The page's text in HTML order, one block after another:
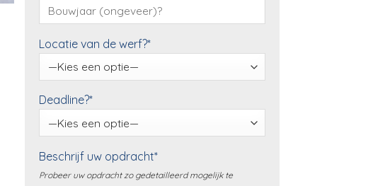
Locatie van de werf?*
Deadline?*
Beschrijf uw opdracht*
Probeer uw opdracht zo gedetailleerd mogelijk te